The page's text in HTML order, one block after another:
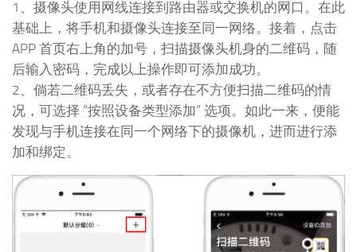
1、摄像头使用网线连接到路由器或交换机的网口。在此
基础上，将手机和摄像头连接至同一网络。接着，点击
APP 首页右上角的加号，扫描摄像头机身的二维码，随
后输入密码，完成以上操作即可添加成功。
2、倘若二维码丢失，或者存在不方便扫描二维码的情
况，可选择 “按照设备类型添加” 选项。如此一来，便能
发现与手机连接在同一个网络下的摄像机，进而进行添
加和绑定。